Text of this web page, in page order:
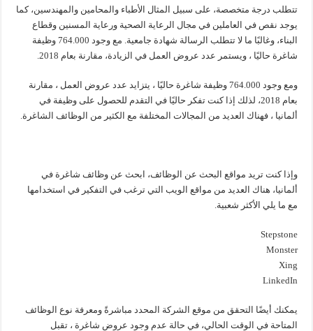
تتطلب درجة متخصصة، على سبيل المثال الأطباء والمحامين والمهندسين، كما
يوجد نقص في العاملين في مجال الرعاية الصحية ورعاية المسنين وقطاع
البناء، وغالبًا ما لا تتطلب الرسالة شهادة جامعية. مع وجود 764.000 وظيفة
شاغرة حاليًا ، ويستمر عدد عروض العمل في الزيادة، مقارنة بعام 2018.
ومع وجود 764.000 وظيفة شاغرة حاليًا ، يتزايد عدد عروض العمل ، مقارنة
بعام 2018، لذلك إذا كنت تفكر حاليًا في التقدم للحصول على وظيفة في
ألمانيا ، فهناك العديد من المجالات المختلفة مع الكثير من الوظائف الشاغرة.
وإذا كنت تريد مواقع البحث عن الوظائف، ابحث عن وظائف شاغرة في
ألمانيا، هناك العديد من مواقع الويب التي ترغب في التفكير في استخدامها
مع ما يلي الأكثر شعبية.
Stepstone
Monster
Xing
LinkedIn
يمكنك أيضًا التحقق من موقع الشركة المحدد مباشرةً ومعرفة نوع الوظائف
المتاحة في الوقت الحالي، في حالة عدم وجود عروض شاغرة ، تقبل